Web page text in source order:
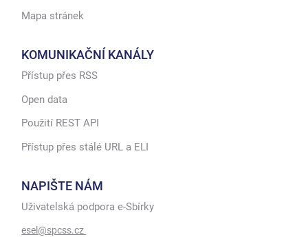
Mapa stránek
KOMUNIKAČNÍ KANÁLY
Přístup přes RSS
Open data
Použití REST API
Přístup přes stálé URL a ELI
NAPIŠTE NÁM
Uživatelská podpora e-Sbírky
esel@spcss.cz